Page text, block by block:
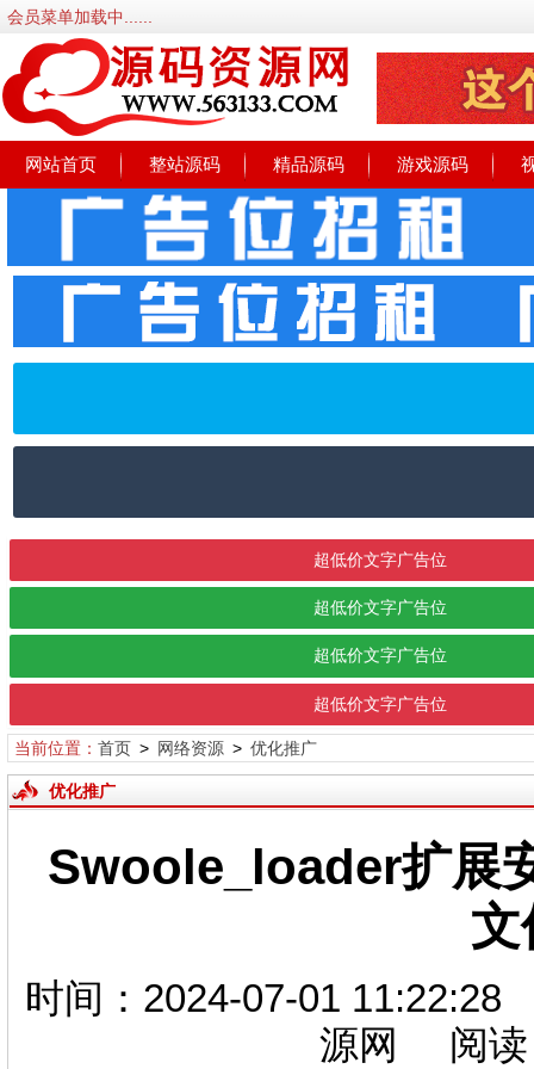
会员菜单加载中......
网站首页 整站源码 精品源码 游戏源码
超低价文字广告位
超低价文字广告位
超低价文字广告位
超低价文字广告位
当前位置： 首页> 网络资源> 优化推广
优化推广
Swoole_loader扩展
文
时间：2024-07-01
源网 阅读